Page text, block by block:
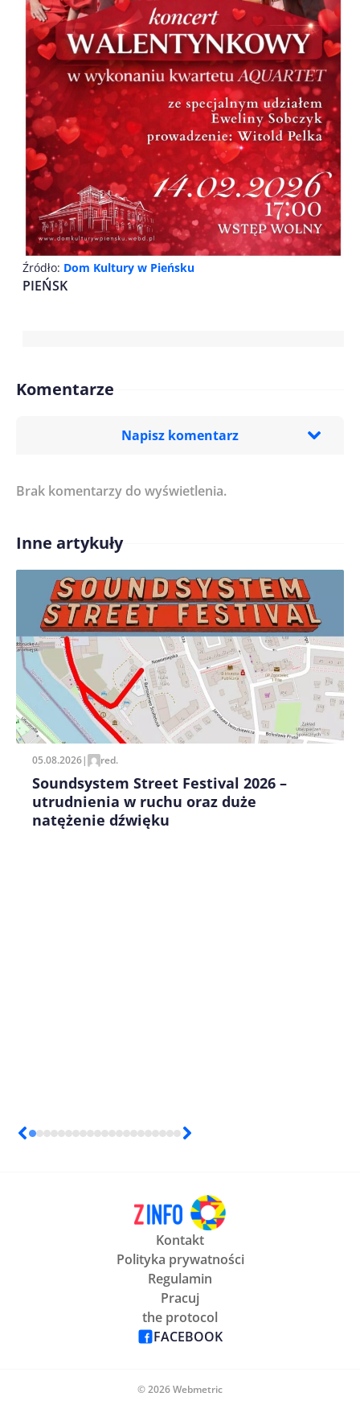
Źródło: Dom Kultury w Pieńsku
PIEŃSK
Komentarze
Napisz komentarz
Treść komentarza*
Imię/ Nick*
Zapamiętaj moje dane w tej przeglądarce podczas
pisania kolejnych komentarzy.
Brak komentarzy do wyświetlenia.
Inne artykuły
05.08.2026| red.
Soundsystem Street Festival 2026 –
utrudnienia w ruchu oraz duże
natężenie dźwięku
Kontakt
Polityka prywatności
Regulamin
Pracuj
the protocol
FACEBOOK
© 2026 Webmetric